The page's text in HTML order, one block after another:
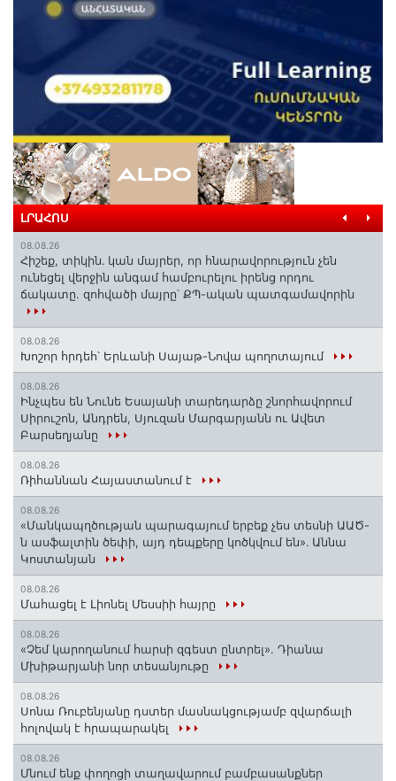
ԼՐԱՀՈՍ
08.08.26
Հիշեք, տիկին․ կան մայրեր, որ հնարավորություն չեն
ունեցել վերջին անգամ համբուրելու իրենց որդու
ճակատը. զոհվածի մայրը՝ ՔՊ-ական պատգամավորին
08.08.26
Խոշոր հրդեհ՝ Երևանի Սայաթ-Նովա պողոտայում
08.08.26
Ինչպես են Նունե Եսայանի տարեդարձը շնորհավորում
Սիրուշոն, Անդրեն, Սյուզան Մարգարյանն ու Ավետ
Բարսեղյանը
08.08.26
Ռիհաննան Հայաստանում է
08.08.26
«Մանկապղծության պարագայում երբեք չես տեսնի ԱԱԾ-
ն ասֆալտին ծեփի, այդ դեպքերը կոծկվում են»․ Աննա
Կոստանյան
08.08.26
Մահացել է Լիոնել Մեսսիի հայրը
08.08.26
«Չեմ կարողանում հարսի զգեստ ընտրել». Դիանա
Մխիթարյանի նոր տեսանյութը
08.08.26
Սոնա Ռուբենյանը դստեր մասնակցությամբ զվարճալի
հոլովակ է հրապարակել
08.08.26
Մնում ենք փողոցի տաղավարում բամբասանքներ